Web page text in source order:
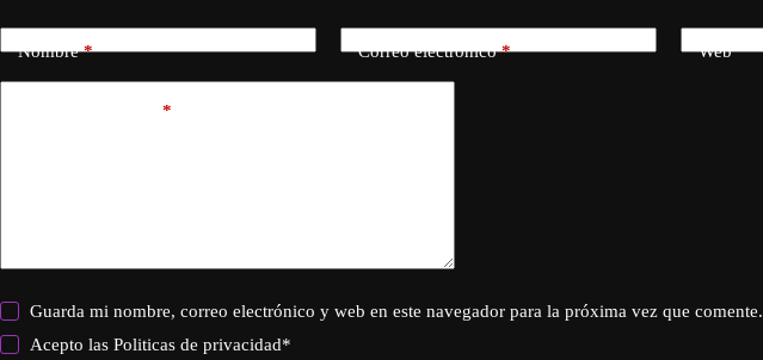
Nombre* Correo electrónico* Web
*
Guarda mi nombre, correo electrónico y web en este navegador para la próxima vez que comente.
Acepto lasPoliticas de privacidad*